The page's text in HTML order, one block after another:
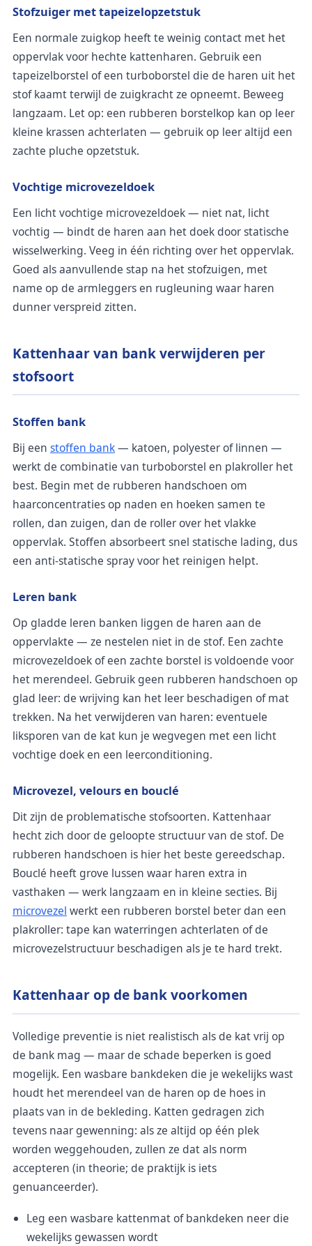
Stofzuiger met tapeizelopzetstuk
Een normale zuigkop heeft te weinig contact met het
oppervlak voor hechte kattenharen. Gebruik een
tapeizelborstel of een turboborstel die de haren uit het
stof kaamt terwijl de zuigkracht ze opneemt. Beweeg
langzaam. Let op: een rubberen borstelkop kan op leer
kleine krassen achterlaten — gebruik op leer altijd een
zachte pluche opzetstuk.
Vochtige microvezeldoek
Een licht vochtige microvezeldoek — niet nat, licht
vochtig — bindt de haren aan het doek door statische
wisselwerking. Veeg in één richting over het oppervlak.
Goed als aanvullende stap na het stofzuigen, met
name op de armleggers en rugleuning waar haren
dunner verspreid zitten.
Kattenhaar van bank verwijderen per
stofsoort
Stoffen bank
Bij een stoffen bank— katoen, polyester of linnen —
werkt de combinatie van turboborstel en plakroller het
best. Begin met de rubberen handschoen om
haarconcentraties op naden en hoeken samen te
rollen, dan zuigen, dan de roller over het vlakke
oppervlak. Stoffen absorbeert snel statische lading, dus
een anti-statische spray voor het reinigen helpt.
Leren bank
Op gladde leren banken liggen de haren aan de
oppervlakte — ze nestelen niet in de stof. Een zachte
microvezeldoek of een zachte borstel is voldoende voor
het merendeel. Gebruik geen rubberen handschoen op
glad leer: de wrijving kan het leer beschadigen of mat
trekken. Na het verwijderen van haren: eventuele
liksporen van de kat kun je wegvegen met een licht
vochtige doek en een leerconditioning.
Microvezel, velours en bouclé
Dit zijn de problematische stofsoorten. Kattenhaar
hecht zich door de geloopte structuur van de stof. De
rubberen handschoen is hier het beste gereedschap.
Bouclé heeft grove lussen waar haren extra in
vasthaken — werk langzaam en in kleine secties. Bij
microvezel werkt een rubberen borstel beter dan een
plakroller: tape kan waterringen achterlaten of de
microvezelstructuur beschadigen als je te hard trekt.
Kattenhaar op de bank voorkomen
Volledige preventie is niet realistisch als de kat vrij op
de bank mag — maar de schade beperken is goed
mogelijk. Een wasbare bankdeken die je wekelijks wast
houdt het merendeel van de haren op de hoes in
plaats van in de bekleding. Katten gedragen zich
tevens naar gewenning: als ze altijd op één plek
worden weggehouden, zullen ze dat als norm
accepteren (in theorie; de praktijk is iets
genuanceerder).
Leg een wasbare kattenmat of bankdeken neer die
wekelijks gewassen wordt